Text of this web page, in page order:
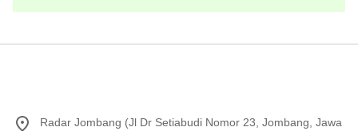
Radar Jombang (Jl Dr Setiabudi Nomor 23, Jombang, Jawa